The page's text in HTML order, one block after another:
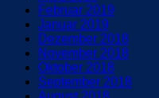
Februar 2019
Januar 2019
Dezember 2018
November 2018
Oktober 2018
September 2018